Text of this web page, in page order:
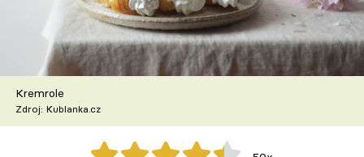
TV Program
Škola vaření
Recepty z TV
Kremrole
Zdroj: Kublanka.cz